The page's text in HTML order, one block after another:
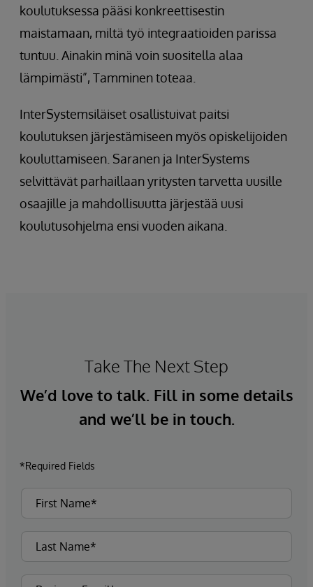
koulutuksessa pääsi konkreettisestin
maistamaan, miltä työ integraatioiden parissa
tuntuu. Ainakin minä voin suositella alaa
lämpimästi”, Tamminen toteaa.
InterSystemsiläiset osallistuivat paitsi
koulutuksen järjestämiseen myös opiskelijoiden
kouluttamiseen. Saranen ja InterSystems
selvittävät parhaillaan yritysten tarvetta uusille
osaajille ja mahdollisuutta järjestää uusi
koulutusohjelma ensi vuoden aikana.
Take The Next Step
We’d love to talk. Fill in some details
and we’ll be in touch.
*Required Fields